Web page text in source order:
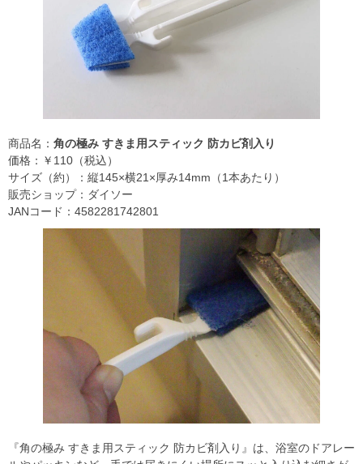
商品名： 角の極み すきま用スティック 防カビ剤入り
価格：￥110（税込）
サイズ（約）：縦145×横21×厚み14mm（1本あたり）
販売ショップ：ダイソー
JANコード：4582281742801
『角の極み すきま用スティック 防カビ剤入り』は、浴室のドアレー